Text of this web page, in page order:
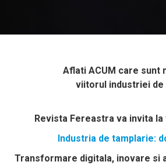
Aflati ACUM care sunt
viitorul industriei de
Revista Fereastra va invita
Industria de tamplarie:
Transformare digitala, inovare si